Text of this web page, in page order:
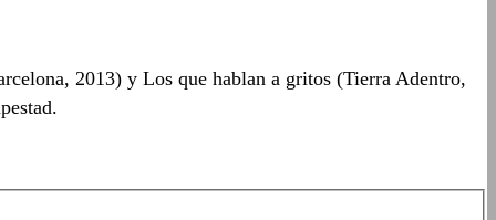
2013) y Los que hablan a gritos (Tierra Adentro,